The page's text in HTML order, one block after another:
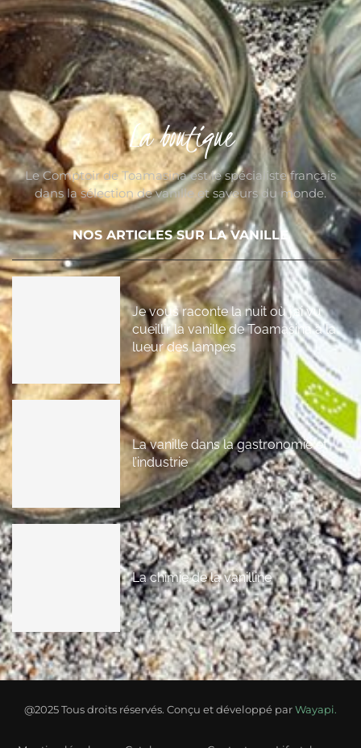
La boutique
Le Comptoir de Toamasina est le spécialiste français
dans la sélection de vanille et saveurs du monde.
NOS ARTICLES SUR LA VANILLE
Je vous raconte la nuit où j’ai vu
cueillir la vanille de Toamasina à la
lueur des lampes
La vanille dans la gastronomie et
l’industrie
La chimie de la vanilline
@2025 Tous droits réservés. Conçu et développé parWayapi.